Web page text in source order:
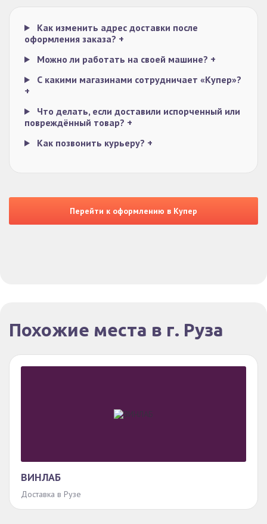
Как изменить адрес доставки после
оформления заказа? +
Можно ли работать на своей машине? +
С какими магазинами сотрудничает «Купер»?
+
Что делать, если доставили испорченный или
повреждённый товар? +
Как позвонить курьеру? +
Перейти к оформлению в Купер
Похожие места в г. Руза
ВИНЛАБ
Доставка в Рузе